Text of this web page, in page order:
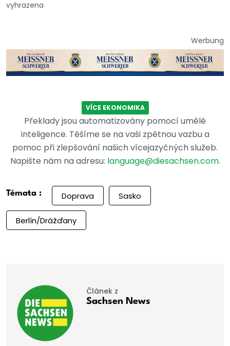
vyhrazena
Werbung
VÍCE EKONOMIKA
Překlady jsou automatizovány pomocí umělé
inteligence. Těšíme se na vaši zpětnou vazbu a
pomoc při zlepšování našich vícejazyčných služeb.
Napište nám na adresu: language@diesachsen.com.
Témata : Doprava Sasko
Berlín/Drážďany
Článek z
Sachsen News